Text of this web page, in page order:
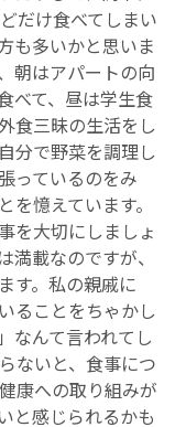
だけ食べてしまい
も多いかと思いま
朝はアパートの向
べて、昼は学生食
食三昧の生活をし
分で野菜を調理し
っているのをみ
憶えています。
を大切にしましょ
満載なのですが、
す。私の親戚に
ることをちゃかし
なんて言われてし
ないと、食事につ
康への取り組みが
と感じられるかも